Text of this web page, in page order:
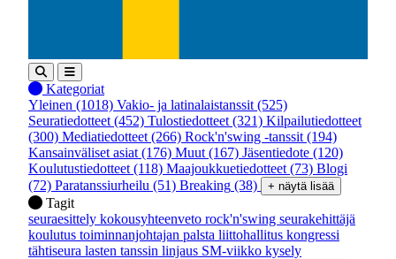
Kategoriat
Yleinen (1018) Vakio- ja latinalaistanssit (525)
Seuratiedotteet (452) Tulostiedotteet (321) Kilpailutiedotteet
(300) Mediatiedotteet (266) Rock'n'swing -tanssit (194)
Kansainväliset asiat (176) Muut (167) Jäsentiedote (120)
Koulutustiedotteet (118) Maajoukkuetiedotteet (73) Blogi
(72) Paratanssiurheilu (51) Breaking (38) + näytä lisää
Tagit
seuraesittely kokousyhteenveto rock'n'swing seurakehittäjä
koulutus toiminnanjohtajan palsta liittohallitus kongressi
tähtiseura lasten tanssin linjaus SM-viikko kysely